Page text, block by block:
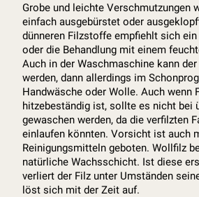
Grobe und leichte Verschmutzungen
einfach ausgebürstet oder
dünneren Filzstoffe empfiehlt sich
oder die Behandlung mit einem
Auch in der Waschmaschine kann
werden, dann allerdings im
Handwäsche oder Wolle. Auch wenn
hitzebeständig ist, sollte es nicht bei
gewaschen werden, da die verfilzten
einlaufen könnten. Vorsicht ist auch
Reinigungsmitteln geboten. Wollfilz
natürliche Wachsschicht. Ist diese
verliert der Filz unter Umständen
löst sich mit der Zeit auf.